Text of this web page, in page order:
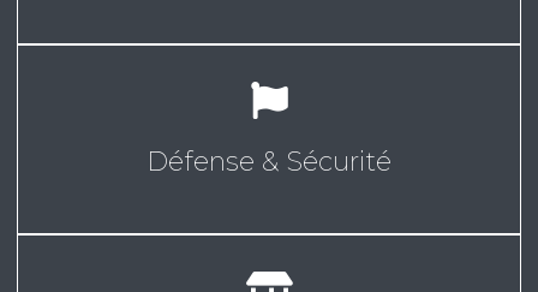
Défense & Sécurité